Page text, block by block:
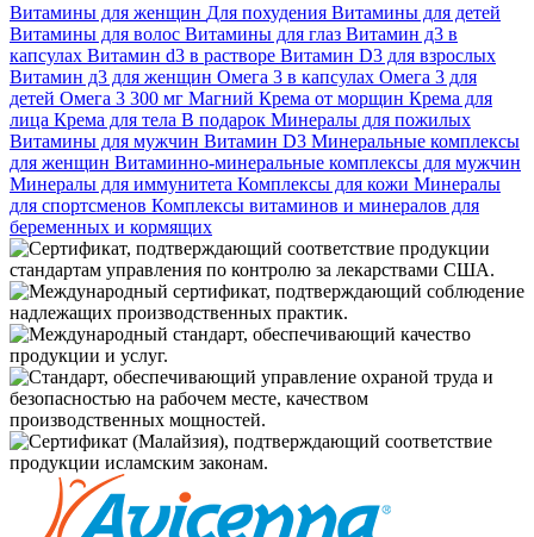
Витамины для женщин Для похудения Витамины для детей
Витамины для волос Витамины для глаз Витамин д3 в
капсулах Витамин d3 в растворе Витамин D3 для взрослых
Витамин д3 для женщин Омега 3 в капсулах Омега 3 для
детей Омега 3 300 мг Магний Крема от морщин Крема для
лица Крема для тела В подарок Минералы для пожилых
Витамины для мужчин Витамин D3 Минеральные комплексы
для женщин Витаминно-минеральные комплексы для мужчин
Минералы для иммунитета Комплексы для кожи Минералы
для спортсменов Комплексы витаминов и минералов для
беременных и кормящих